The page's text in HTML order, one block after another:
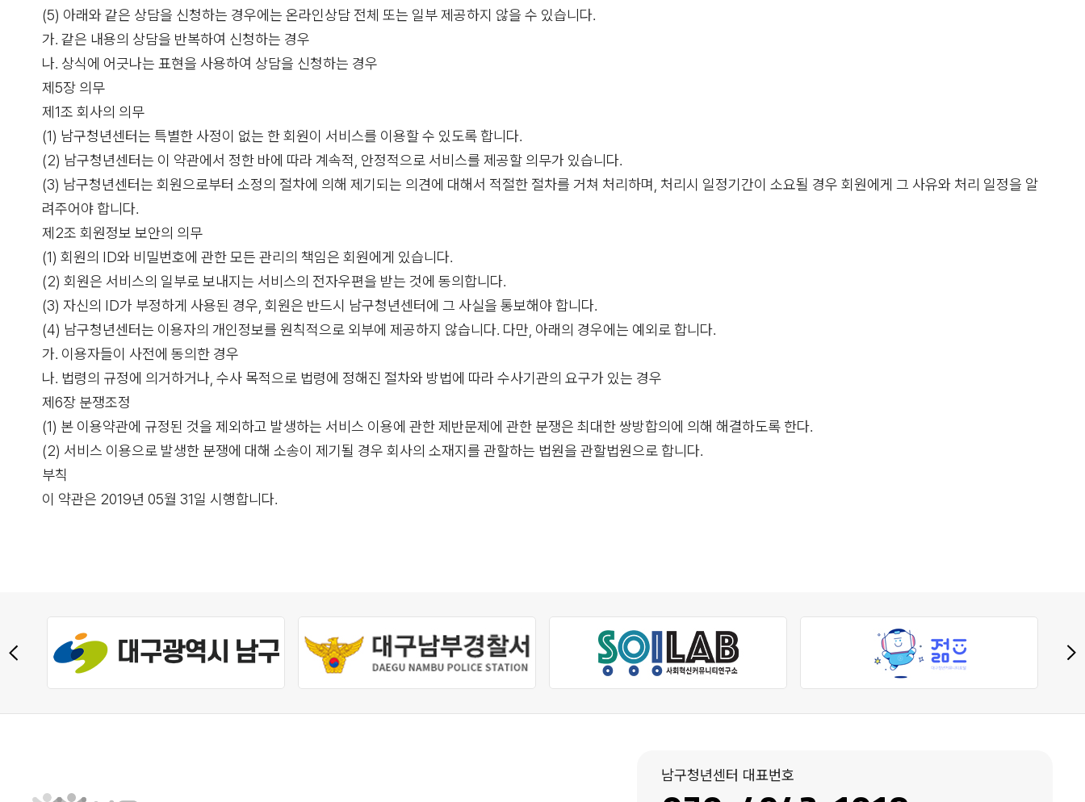
(5) 아래와 같은 상담을 신청하는 경우에는 온라인상담 전체 또는 일부 제공하지 않을 수 있습니다.
가. 같은 내용의 상담을 반복하여 신청하는 경우
나. 상식에 어긋나는 표현을 사용하여 상담을 신청하는 경우
제5장 의무
제1조 회사의 의무
(1) 남구청년센터는 특별한 사정이 없는 한 회원이 서비스를 이용할 수 있도록 합니다.
(2) 남구청년센터는 이 약관에서 정한 바에 따라 계속적, 안정적으로 서비스를 제공할 의무가 있습니다.
(3) 남구청년센터는 회원으로부터 소정의 절차에 의해 제기되는 의견에 대해서 적절한 절차를 거쳐 처리하며, 처리시 일정기간이 소요될 경우 회원에게 그 사유와 처리 일정을 알
려주어야 합니다.
제2조 회원정보 보안의 의무
(1) 회원의 ID와 비밀번호에 관한 모든 관리의 책임은 회원에게 있습니다.
(2) 회원은 서비스의 일부로 보내지는 서비스의 전자우편을 받는 것에 동의합니다.
(3) 자신의 ID가 부정하게 사용된 경우, 회원은 반드시 남구청년센터에 그 사실을 통보해야 합니다.
(4) 남구청년센터는 이용자의 개인정보를 원칙적으로 외부에 제공하지 않습니다. 다만, 아래의 경우에는 예외로 합니다.
가. 이용자들이 사전에 동의한 경우
나. 법령의 규정에 의거하거나, 수사 목적으로 법령에 정해진 절차와 방법에 따라 수사기관의 요구가 있는 경우
제6장 분쟁조정
(1) 본 이용약관에 규정된 것을 제외하고 발생하는 서비스 이용에 관한 제반문제에 관한 분쟁은 최대한 쌍방합의에 의해 해결하도록 한다.
(2) 서비스 이용으로 발생한 분쟁에 대해 소송이 제기될 경우 회사의 소재지를 관할하는 법원을 관할법원으로 합니다.
부칙
이 약관은 2019년 05월 31일 시행합니다.
남구청년센터 대표번호